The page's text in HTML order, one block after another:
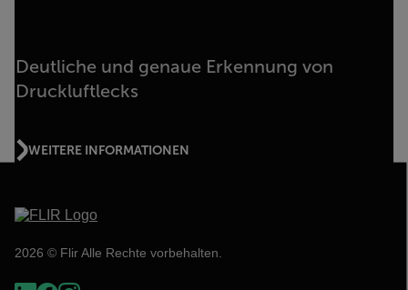
Deutliche und genaue Erkennung von
Druckluftlecks
WEITERE INFORMATIONEN
2026 © Flir Alle Rechte vorbehalten.